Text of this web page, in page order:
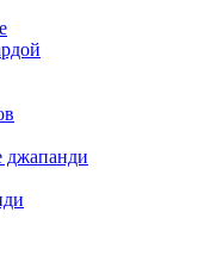
джапанди